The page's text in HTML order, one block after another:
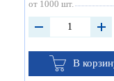
от 1000 шт.
В